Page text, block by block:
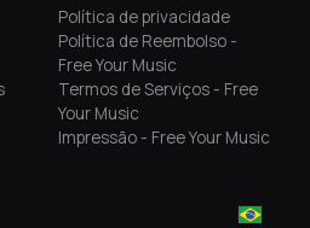
Política de privacidade
Política de Reembolso -
Free Your Music
Termos de Serviços - Free
Your Music
Impressão - Free Your Music